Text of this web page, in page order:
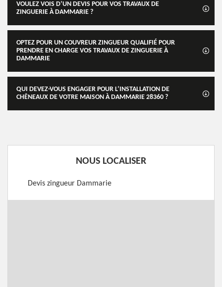
VOULEZ VOIS D’UN DEVIS POUR VOS TRAVAUX DE
ZINGUERIE À DAMMARIE ?
OPTEZ POUR UN COUVREUR ZINGUEUR QUALIFIÉ POUR
PRENDRE EN CHARGE VOS TRAVAUX DE ZINGUERIE À
DAMMARIE
QUI DEVEZ-VOUS ENGAGER POUR L’INSTALLATION DE
CHÊNEAUX DE VOTRE MAISON À DAMMARIE 28360 ?
NOUS LOCALISER
Devis zingueur Dammarie